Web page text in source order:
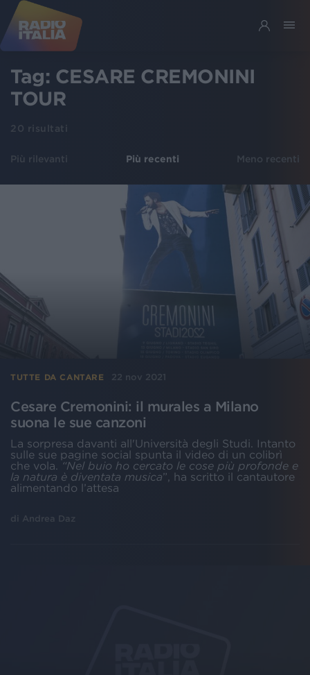
Tag: CESARE CREMONINI
TOUR
20 risultati
Più rilevanti Più recenti Meno recenti
TUTTE DA CANTARE 22 nov 2021
Cesare Cremonini: il murales a Milano
suona le sue canzoni
La sorpresa davanti all'Università degli Studi. Intanto
sulle sue pagine social spunta il video di un colibrì
che vola. “Nel buio ho cercato le cose più profonde e
la natura è diventata musica”, ha scritto il cantautore
alimentando l’attesa
di Andrea Daz